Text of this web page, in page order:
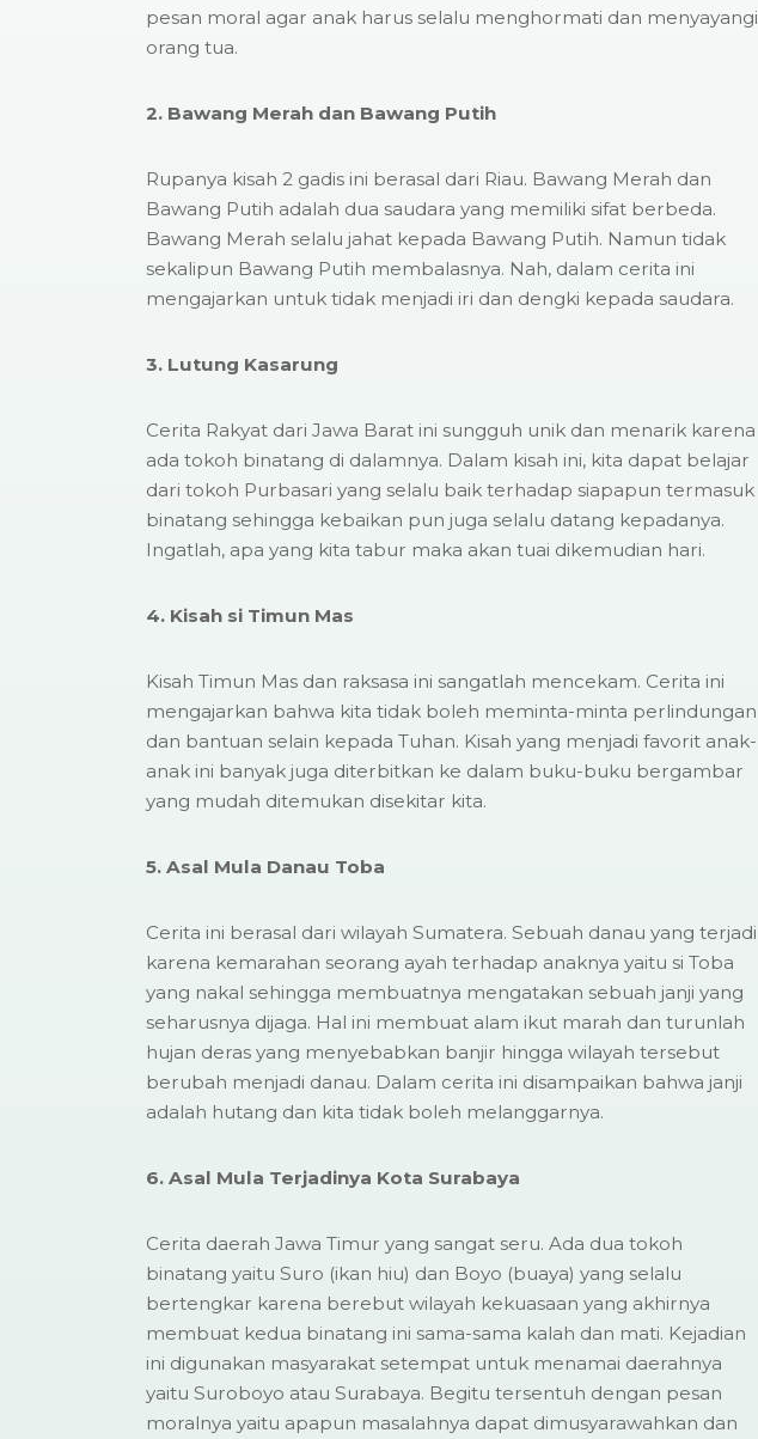
pesan moral agar anak harus selalu menghormati dan menyayangi
orang tua.
2. Bawang Merah dan Bawang Putih
Rupanya kisah 2 gadis ini berasal dari Riau. Bawang Merah dan
Bawang Putih adalah dua saudara yang memiliki sifat berbeda.
Bawang Merah selalu jahat kepada Bawang Putih. Namun tidak
sekalipun Bawang Putih membalasnya. Nah, dalam cerita ini
mengajarkan untuk tidak menjadi iri dan dengki kepada saudara.
3. Lutung Kasarung
Cerita Rakyat dari Jawa Barat ini sungguh unik dan menarik karena
ada tokoh binatang di dalamnya. Dalam kisah ini, kita dapat belajar
dari tokoh Purbasari yang selalu baik terhadap siapapun termasuk
binatang sehingga kebaikan pun juga selalu datang kepadanya.
Ingatlah, apa yang kita tabur maka akan tuai dikemudian hari.
4. Kisah si Timun Mas
Kisah Timun Mas dan raksasa ini sangatlah mencekam. Cerita ini
mengajarkan bahwa kita tidak boleh meminta-minta perlindungan
dan bantuan selain kepada Tuhan. Kisah yang menjadi favorit anak-
anak ini banyak juga diterbitkan ke dalam buku-buku bergambar
yang mudah ditemukan disekitar kita.
5. Asal Mula Danau Toba
Cerita ini berasal dari wilayah Sumatera. Sebuah danau yang terjadi
karena kemarahan seorang ayah terhadap anaknya yaitu si Toba
yang nakal sehingga membuatnya mengatakan sebuah janji yang
seharusnya dijaga. Hal ini membuat alam ikut marah dan turunlah
hujan deras yang menyebabkan banjir hingga wilayah tersebut
berubah menjadi danau. Dalam cerita ini disampaikan bahwa janji
adalah hutang dan kita tidak boleh melanggarnya.
6. Asal Mula Terjadinya Kota Surabaya
Cerita daerah Jawa Timur yang sangat seru. Ada dua tokoh
binatang yaitu Suro (ikan hiu) dan Boyo (buaya) yang selalu
bertengkar karena berebut wilayah kekuasaan yang akhirnya
membuat kedua binatang ini sama-sama kalah dan mati. Kejadian
ini digunakan masyarakat setempat untuk menamai daerahnya
yaitu Suroboyo atau Surabaya. Begitu tersentuh dengan pesan
moralnya yaitu apapun masalahnya dapat dimusyarawahkan dan